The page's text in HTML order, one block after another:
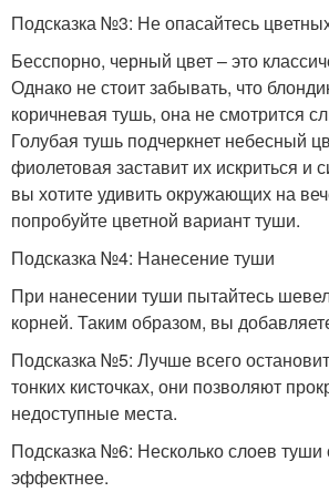
Подсказка №3: Не опасайтесь
Бесспорно, черный цвет – это
Однако не стоит забывать, что
коричневая тушь, она не смотрится
Голубая тушь подчеркнет небесный
фиолетовая заставит их искриться и
вы хотите удивить окружающих на
попробуйте цветной вариант туши.
Подсказка №4: Нанесение туши
При нанесении туши пытайтесь
корней. Таким образом, вы
Подсказка №5: Лучше всего
тонких кисточках, они позволяют
недоступные места.
Подсказка №6: Несколько слоев туши
эффектнее.